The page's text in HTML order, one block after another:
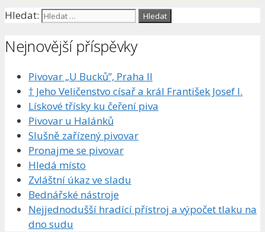
Hledat:
Nejnovější příspěvky
Pivovar „U Bucků”, Praha II
† Jeho Veličenstvo císař a král František Josef I.
Lískové třísky ku čeření piva
Pivovar u Halánků
Slušně zařízený pivovar
Pronajme se pivovar
Hledá místo
Zvláštní úkaz ve sladu
Bednářské nástroje
Nejjednodušší hradící přístroj a výpočet tlaku na
dno sudu